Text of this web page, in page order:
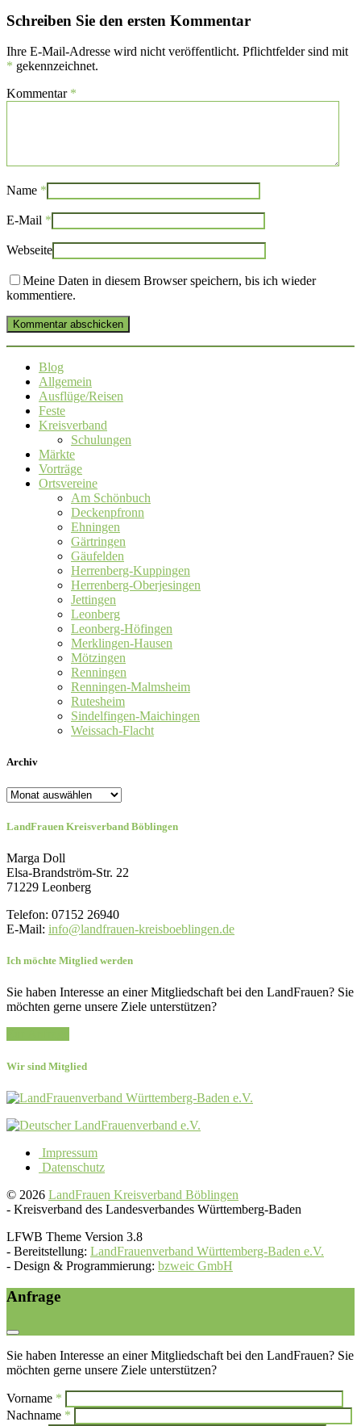
Schreiben Sie den ersten Kommentar
Ihre E-Mail-Adresse wird nicht veröffentlicht. Pflichtfelder sind mit
* gekennzeichnet.
Kommentar *
Name *
E-Mail *
Webseite
Meine Daten in diesem Browser speichern, bis ich wieder
kommentiere.
Kommentar abschicken
Blog
Allgemein
Ausflüge/Reisen
Feste
Kreisverband
Schulungen
Märkte
Vorträge
Ortsvereine
Am Schönbuch
Deckenpfronn
Ehningen
Gärtringen
Gäufelden
Herrenberg-Kuppingen
Herrenberg-Oberjesingen
Jettingen
Leonberg
Leonberg-Höfingen
Merklingen-Hausen
Mötzingen
Renningen
Renningen-Malmsheim
Rutesheim
Sindelfingen-Maichingen
Weissach-Flacht
Archiv
Archiv
LandFrauen Kreisverband Böblingen
Marga Doll
Elsa-Brandström-Str. 22
71229 Leonberg
Telefon: 07152 26940
E-Mail: info@landfrauen-kreisboeblingen.de
Ich möchte Mitglied werden
Sie haben Interesse an einer Mitgliedschaft bei den LandFrauen? Sie
möchten gerne unsere Ziele unterstützen?
Wir sind Mitglied
Impressum
Datenschutz
© 2026 LandFrauen Kreisverband Böblingen
- Kreisverband des Landesverbandes Württemberg-Baden
LFWB Theme Version 3.8
- Bereitstellung: LandFrauenverband Württemberg-Baden e.V.
- Design & Programmierung: bzweic GmbH
Anfrage
Sie haben Interesse an einer Mitgliedschaft bei den LandFrauen? Sie
möchten gerne unsere Ziele unterstützen?
Vorname *
Nachname *